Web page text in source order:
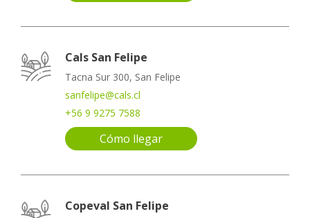
Cals San Felipe
Tacna Sur 300, San Felipe
sanfelipe@cals.cl
+56 9 9275 7588
Cómo llegar
Copeval San Felipe